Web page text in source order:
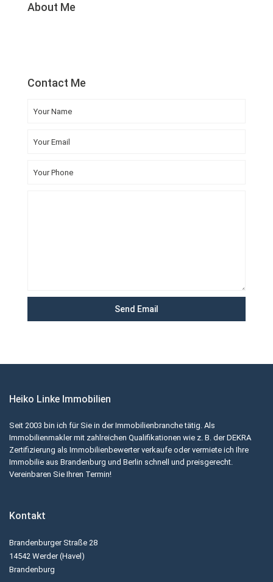
About Me
Contact Me
Heiko Linke Immobilien
Seit 2003 bin ich für Sie in der Immobilienbranche tätig. Als
Immobilienmakler mit zahlreichen Qualifikationen wie z. B. der DEKRA
Zertifizierung als Immobilienbewerter verkaufe oder vermiete ich Ihre
Immobilie aus Brandenburg und Berlin schnell und preisgerecht.
Vereinbaren Sie Ihren Termin!
Kontakt
Brandenburger Straße 28
14542 Werder (Havel)
Brandenburg